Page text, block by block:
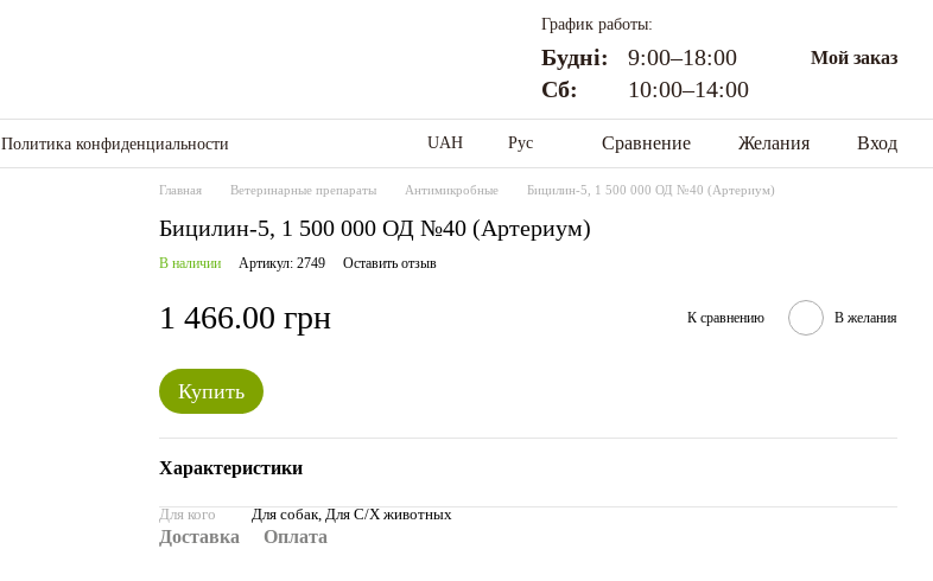
График работы:
Будні:
9:00–18:00
Сб:
10:00–14:00
Мой заказ
Политика конфиденциальности
UAH Рус Сравнение Желания Вход
Главная Ветеринарные препараты Антимикробные Бицилин-5, 1 500 000 ОД №40 (Артериум)
Бицилин-5, 1 500 000 ОД №40 (Артериум)
В наличии Артикул: 2749 Оставить отзыв
1 466.00 грн К сравнению В желания
Купить
Характеристики
Для кого Для собак, Для С/Х животных
Доставка Оплата